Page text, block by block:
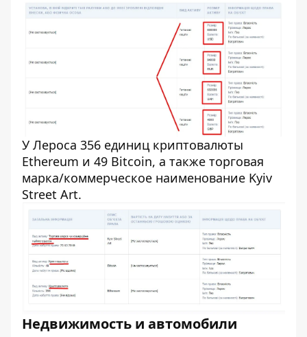
У Лероса 356 единиц криптовалюты
Ethereum и 49 Bitcoin, а также торговая
марка/коммерческое наименование Kyiv
Street Art.
Недвижимость и автомобили